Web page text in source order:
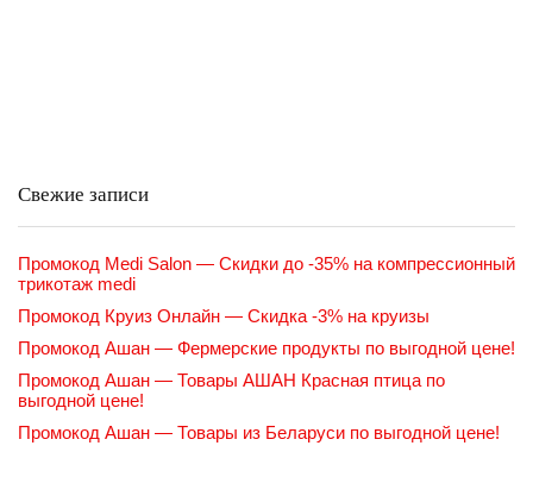
Свежие записи
Промокод Medi Salon — Скидки до -35% на компрессионный
трикотаж medi
Промокод Круиз Онлайн — Скидка -3% на круизы
Промокод Ашан — Фермерские продукты по выгодной цене!
Промокод Ашан — Товары АШАН Красная птица по
выгодной цене!
Промокод Ашан — Товары из Беларуси по выгодной цене!